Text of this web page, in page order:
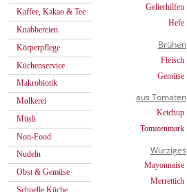
Kaffee, Kakao & Tee
Knabbereien
Körperpflege
Küchenservice
Makrobiotik
Molkerei
Müsli
Non-Food
Nudeln
Obst & Gemüse
Schnelle Küche
Gelierhilfen
Hefe
Brühen
Fleisch
Gemüse
aus Tomaten
Ketchup
Tomatenmark
Würziges
Mayonnaise
Merrettich